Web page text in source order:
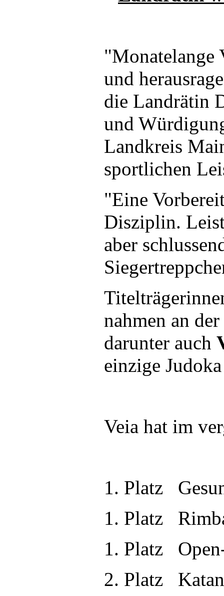
"Monatelange
und
die Landrätin
und
Landkreis
sportlichen
"Eine
Disziplin.
aber
nahmen an
darunter auch
einzige
Veia hat im
1. Platz
1. Platz
1. Platz
2. Platz